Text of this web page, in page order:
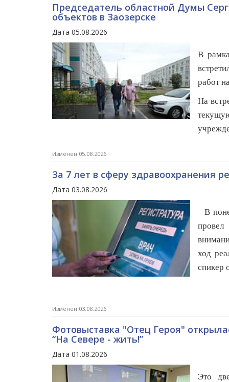
Председатель областной Думы
объектов в Заозерске
Дата 05.08.2026
В
работ
На
Изменен 05.08.2026
За 7 лет в сферу здравоохранения
Дата 03.08.2026
В
ход
спикер
Изменен 03.08.2026
Фотовыставка "Отец Героя"
“На Севере - жить!”
Дата 01.08.2026
Это